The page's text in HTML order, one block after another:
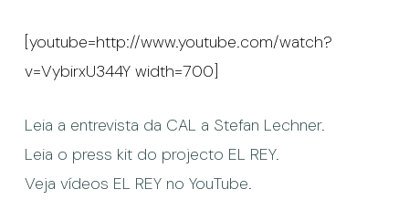
[youtube=http://www.youtube.com/watch?
v=VybirxU344Y width=700]
Leia a entrevista da CAL a Stefan Lechner.
Leia o press kit do projecto EL REY.
Veja vídeos EL REY no YouTube.